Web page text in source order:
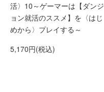
活〉10～ゲーマーは【ダンジ
ョン就活のススメ】を〈はじ
めから〉プレイする～
5,170円(税込)